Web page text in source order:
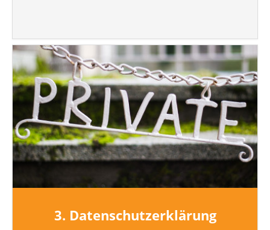
3. Datenschutzerklärung